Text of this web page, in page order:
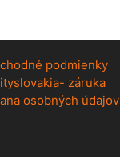
podmienky
záruka
osobných údajov